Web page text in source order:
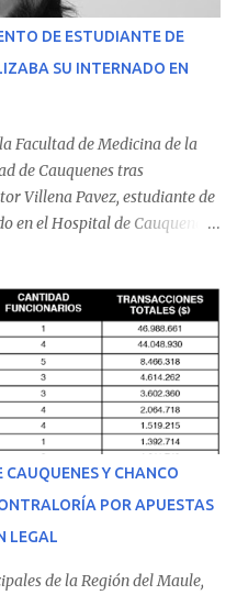
DE ESTUDIANTE DE
SU INTERNADO EN
Facultad de Medicina de la
de Cauquenes tras
Villena Pavez, estudiante de
en el Hospital de Cauquenes.
de su estado de salud, el
de urgencia al Hospital
la ambulancia partió hacia
medio del traslado, el
agravó y pese a los esfuerzos
falleciendo, sin alcanzar a
de destino. Apenas se
sus padres —residentes en
con la esperanza de una
Y CHANCO
POR APUESTAS
LEGAL
de la Región del Maule,